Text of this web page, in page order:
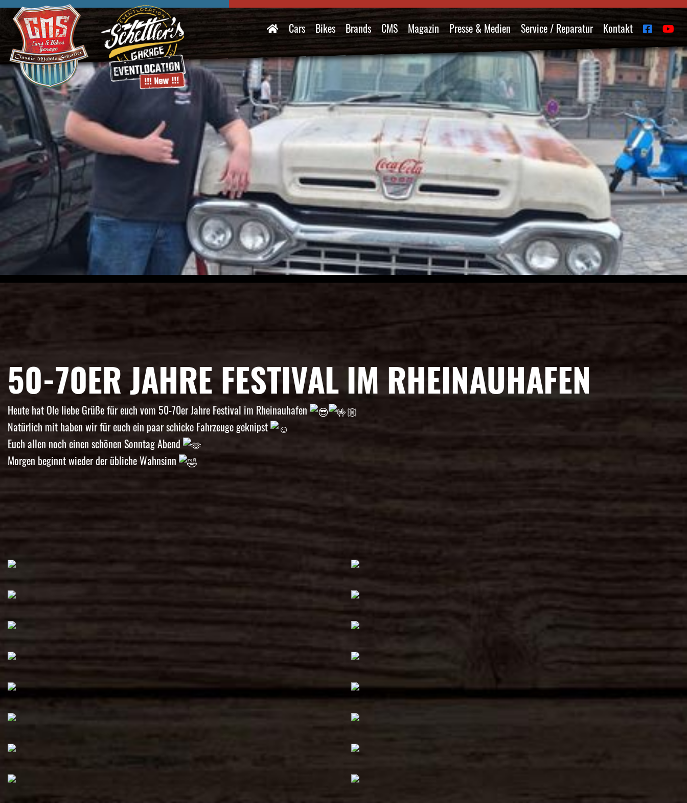
50-70ER JAHRE FESTIVAL IM RHEINAUHAFEN
Heute hat Ole liebe Grüße für euch vom 50-70er Jahre Festival im Rheinauhafen
Natürlich mit haben wir für euch ein paar schicke Fahrzeuge geknipst
Euch allen noch einen schönen Sonntag Abend
Morgen beginnt wieder der übliche Wahnsinn
Cars Bikes Brands CMS Magazin Presse & Medien Service / Reparatur Kontakt